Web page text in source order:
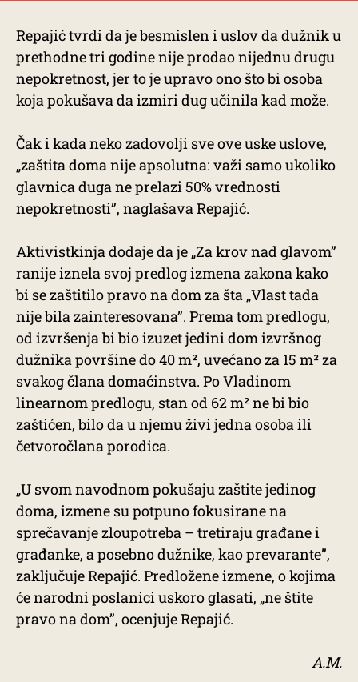
Repajić tvrdi da je besmislen i uslov da dužnik u
prethodne tri godine nije prodao nijednu drugu
nepokretnost, jer to je upravo ono što bi osoba
koja pokušava da izmiri dug učinila kad može.
Čak i kada neko zadovolji sve ove uske uslove,
„zaštita doma nije apsolutna: važi samo ukoliko
glavnica duga ne prelazi 50% vrednosti
nepokretnosti”, naglašava Repajić.
Aktivistkinja dodaje da je „Za krov nad glavom”
ranije iznela svoj predlog izmena zakona kako
bi se zaštitilo pravo na dom za šta „Vlast tada
nije bila zainteresovana”. Prema tom predlogu,
od izvršenja bi bio izuzet jedini dom izvršnog
dužnika površine do 40 m², uvećano za 15 m² za
svakog člana domaćinstva. Po Vladinom
linearnom predlogu, stan od 62 m² ne bi bio
zaštićen, bilo da u njemu živi jedna osoba ili
četvoročlana porodica.
„U svom navodnom pokušaju zaštite jedinog
doma, izmene su potpuno fokusirane na
sprečavanje zloupotreba – tretiraju građane i
građanke, a posebno dužnike, kao prevarante”,
zaključuje Repajić. Predložene izmene, o kojima
će narodni poslanici uskoro glasati, „ne štite
pravo na dom”, ocenjuje Repajić.
A.M.